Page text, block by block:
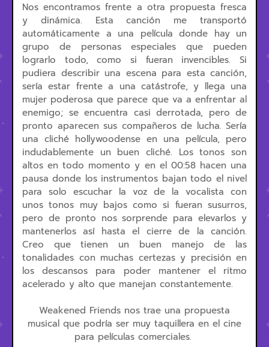
Nos encontramos frente a otra propuesta fresca
y dinámica. Esta canción me transportó
automáticamente a una película donde hay un
grupo de personas especiales que pueden
lograrlo todo, como si fueran invencibles. Si
pudiera describir una escena para esta canción,
sería estar frente a una catástrofe, y llega una
mujer poderosa que parece que va a enfrentar al
enemigo; se encuentra casi derrotada, pero de
pronto aparecen sus compañeros de lucha. Sería
una cliché hollywoodense en una película, pero
indudablemente un buen cliché. Los tonos son
altos en todo momento y en el 00:58 hacen una
pausa donde los instrumentos bajan todo el nivel
para solo escuchar la voz de la vocalista con
unos tonos muy bajos como si fueran susurros,
pero de pronto nos sorprende para elevarlos y
mantenerlos así hasta el cierre de la canción.
Creo que tienen un buen manejo de las
tonalidades con muchas certezas y precisión en
los descansos para poder mantener el ritmo
acelerado y alto que manejan constantemente.
Weakened Friends nos trae una propuesta
musical que podría ser muy taquillera en el cine
para películas comerciales.